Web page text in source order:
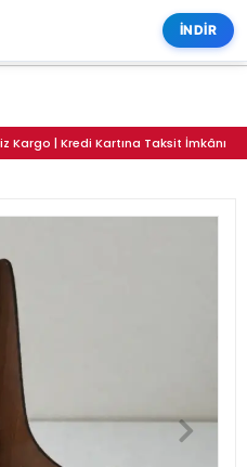
İNDİR
Kargo | Kredi Kartına Taksit İmkânı
0
Kategoriler